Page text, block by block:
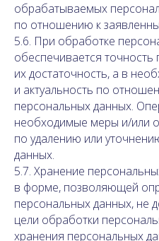
обрабатываемых
по отношению к
5.6. При обработке
обеспечивается
их достаточность, а в
и актуальность по
персональных данных.
необходимые меры и/или
по удалению или
данных.
5.7. Хранение
в форме, позволяющей
персональных данных, не
цели обработки
хранения персональных